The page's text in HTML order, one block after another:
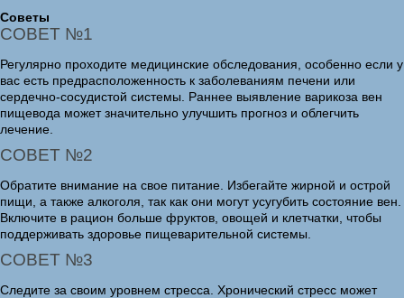
Советы
СОВЕТ №1
Регулярно проходите медицинские обследования, особенно если у
вас есть предрасположенность к заболеваниям печени или
сердечно-сосудистой системы. Раннее выявление варикоза вен
пищевода может значительно улучшить прогноз и облегчить
лечение.
СОВЕТ №2
Обратите внимание на свое питание. Избегайте жирной и острой
пищи, а также алкоголя, так как они могут усугубить состояние вен.
Включите в рацион больше фруктов, овощей и клетчатки, чтобы
поддерживать здоровье пищеварительной системы.
СОВЕТ №3
Следите за своим уровнем стресса. Хронический стресс может